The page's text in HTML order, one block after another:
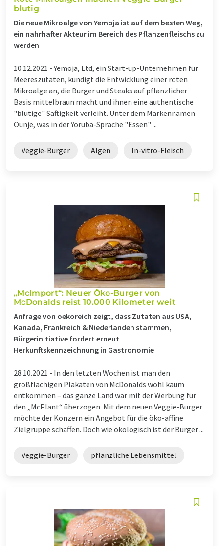
blutig
Die neue Mikroalge von Yemoja ist auf dem besten Weg,
ein nahrhafter Akteur im Bereich des Pflanzenfleischs zu
werden
10.12.2021 -Yemoja, Ltd, ein Start-up-Unternehmen für
Meereszutaten, kündigt die Entwicklung einer roten
Mikroalge an, die Burger und Steaks auf pflanzlicher
Basis mittelbraun macht und ihnen eine authentische
"blutige" Saftigkeit verleiht. Unter dem Markennamen
Ounje, was in der Yoruba-Sprache "Essen" ...
Veggie-Burger Algen In-vitro-Fleisch
„McImport“: Neuer Öko-Burger von
McDonalds reist 10.000 Kilometer weit
Anfrage von oekoreich zeigt, dass Zutaten aus USA,
Kanada, Frankreich & Niederlanden stammen,
Bürgerinitiative fordert erneut
Herkunftskennzeichnung in Gastronomie
28.10.2021 - In den letzten Wochen ist man den
großflächigen Plakaten von McDonalds wohl kaum
entkommen – das ganze Land war mit der Werbung für
den „McPlant“ überzogen. Mit dem neuen Veggie-Burger
möchte der Konzern ein Angebot für die öko-affine
Zielgruppe schaffen. Doch wie ökologisch ist der Burger ...
Veggie-Burger pflanzliche Lebensmittel